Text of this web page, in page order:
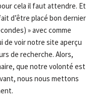
cela il faut attendre. Et
d’être placé bon dernier
» avec comme
de voir notre site aperçu
de recherche. Alors,
que notre volonté est
nous nous mettons